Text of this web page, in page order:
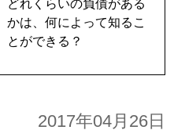
どれくらいの負債がある
かは、何によって知るこ
とができる？
2017年04月26日